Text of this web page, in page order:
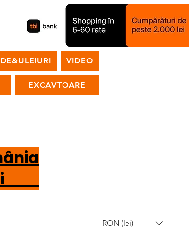
VIDEO
EXCAVTOARE
RON (lei)